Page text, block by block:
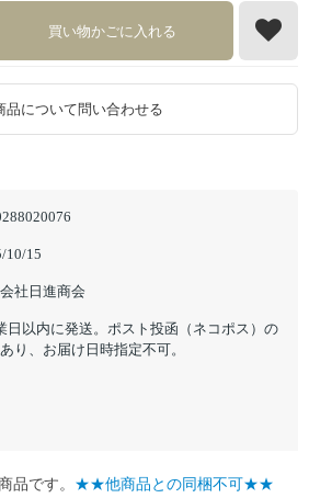
10/15
社日進商会
日以内に発送。ポスト投函（ネコポス）の
り、お届け日時指定不可。
買い物かごに入れる
品について問い合わせる
品です。 ★★他商品との同梱不可★★